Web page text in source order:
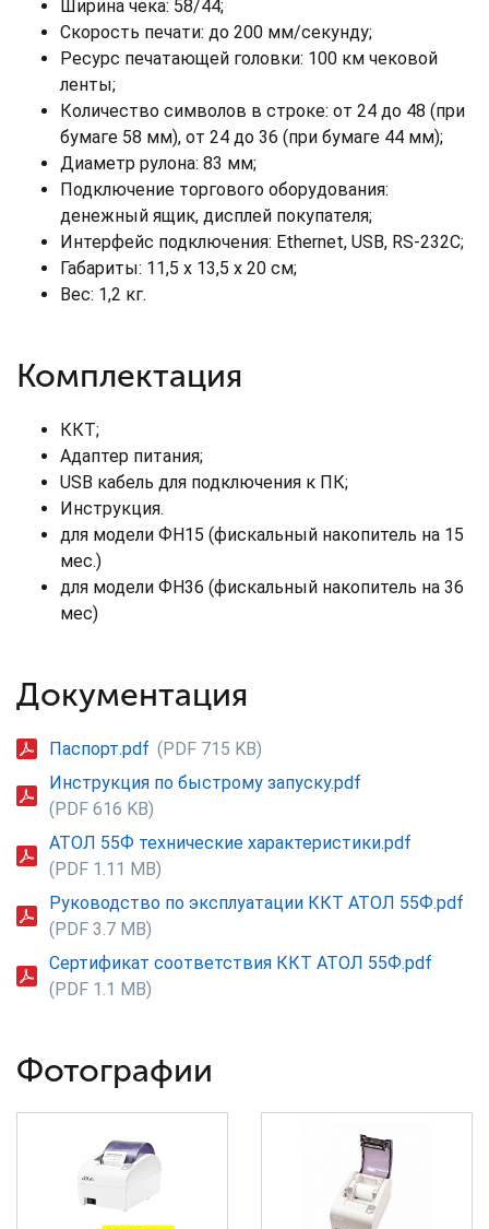
Ширина чека: 58/44;
Скорость печати: до 200 мм/секунду;
Ресурс печатающей головки: 100 км чековой
ленты;
Количество символов в строке: от 24 до 48 (при
бумаге 58 мм), от 24 до 36 (при бумаге 44 мм);
Диаметр рулона: 83 мм;
Подключение торгового оборудования:
денежный ящик, дисплей покупателя;
Интерфейс подключения: Ethernet, USB, RS-232C;
Габариты: 11,5 х 13,5 х 20 см;
Вес: 1,2 кг.
Комплектация
ККТ;
Адаптер питания;
USB кабель для подключения к ПК;
Инструкция.
для модели ФН15 (фискальный накопитель на 15
мес.)
для модели ФН36 (фискальный накопитель на 36
мес)
Документация
Паспорт.pdf (PDF 715 KB)
Инструкция по быстрому запуску.pdf
(PDF 616 KB)
АТОЛ 55Ф технические характеристики.pdf
(PDF 1.11 MB)
Руководство по эксплуатации ККТ АТОЛ 55Ф.pdf
(PDF 3.7 MB)
Сертификат соответствия ККТ АТОЛ 55Ф.pdf
(PDF 1.1 MB)
Фотографии